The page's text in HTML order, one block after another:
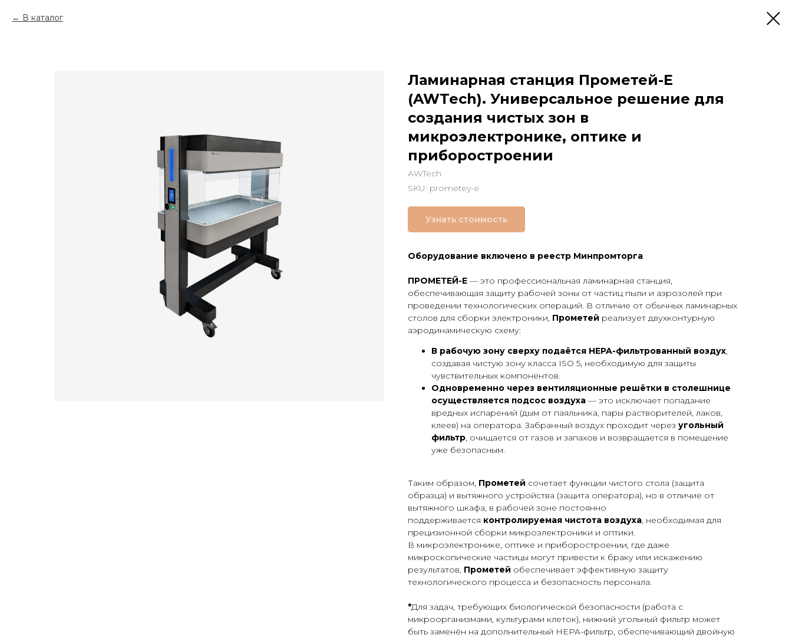
В каталог
Ламинарная станция Прометей-E
(AWTech). Универсальное решение для
создания чистых зон в
микроэлектронике, оптике и
приборостроении
AWTech
SKU: prometey-e
Узнать стоимость
Оборудование включено в реестр Минпромторга
ПРОМЕТЕЙ-E — это профессиональная ламинарная станция,
обеспечивающая защиту рабочей зоны от частиц пыли и аэрозолей при
проведении технологических операций. В отличие от обычных ламинарных
столов для сборки электроники, Прометей реализует двухконтурную
аэродинамическую схему:
В рабочую зону сверху подаётся HEPA-фильтрованный воздух,
создавая чистую зону класса ISO 5, необходимую для защиты
чувствительных компонентов.
Одновременно через вентиляционные решётки в столешнице
осуществляется подсос воздуха — это исключает попадание
вредных испарений (дым от паяльника, пары растворителей, лаков,
клеев) на оператора. Забранный воздух проходит через угольный
фильтр, очищается от газов и запахов и возвращается в помещение
уже безопасным.
Таким образом, Прометей сочетает функции чистого стола (защита
образца) и вытяжного устройства (защита оператора), но в отличие от
вытяжного шкафа, в рабочей зоне постоянно
поддерживается контролируемая чистота воздуха, необходимая для
прецизионной сборки микроэлектроники и оптики.
В микроэлектронике, оптике и приборостроении, где даже
микроскопические частицы могут привести к браку или искажению
результатов, Прометей обеспечивает эффективную защиту
технологического процесса и безопасность персонала.
*Для задач, требующих биологической безопасности (работа с
микроорганизмами, культурами клеток), нижний угольный фильтр может
быть заменён на дополнительный HEPA-фильтр, обеспечивающий двойную